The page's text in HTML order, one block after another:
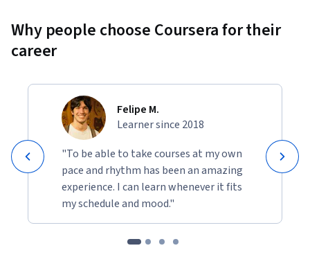
Why people choose Coursera for their
career
Felipe M.
Learner since 2018
"To be able to take courses at my own
pace and rhythm has been an amazing
experience. I can learn whenever it fits
my schedule and mood."